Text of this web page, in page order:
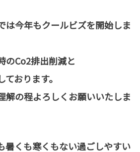
は今年もクールビズを開始しま
のCo2排出削減と
おります。
解の程よろしくお願いいたしま
暑くも寒くもない過ごしやすい